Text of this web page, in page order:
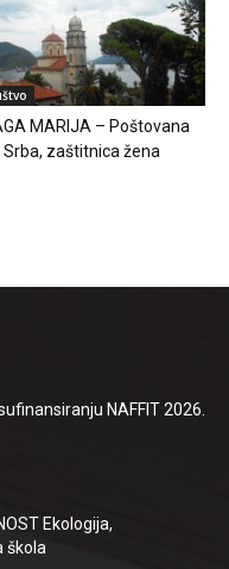
MARIJA – Poštovana
Srba, zaštitnica žena
NAFFIT 2026.
Ekologija,
škola